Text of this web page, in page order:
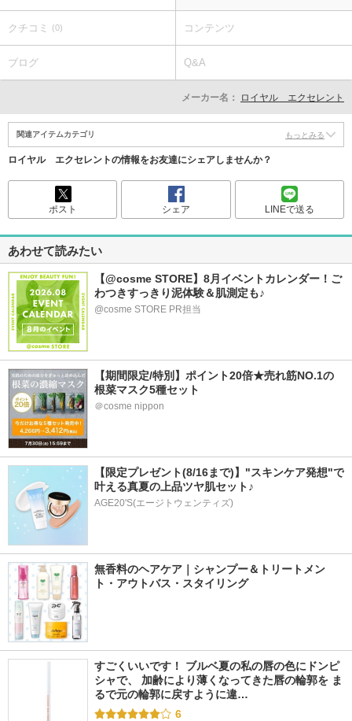
クチコミ (0) コンテンツ
ブログ Q&A
メーカー名： ロイヤル エクセレント
関連アイテムカテゴリ もっとみる
ロイヤル エクセレントの情報をお友達にシェアしませんか？
ポスト シェア LINEで送る
あわせて読みたい
【@cosme STORE】8月イベントカレンダー！ご
わつきすっきり泥体験＆肌測定も♪
@cosme STORE PR担当
【期間限定/特別】ポイント20倍★売れ筋NO.1の
根菜マスク5種セット
＠cosme nippon
【限定プレゼント(8/16まで)】"スキンケア発想"で
叶える真夏の上品ツヤ肌セット♪
AGE20'S(エージトウェンティズ)
無香料のヘアケア｜シャンプー＆トリートメン
ト・アウトバス・スタイリング
すごくいいです！ ブルベ夏の私の唇の色にドンピ
シャで、 加齢により薄くなってきた唇の輪郭を ま
るで元の輪郭に戻すように違…
6